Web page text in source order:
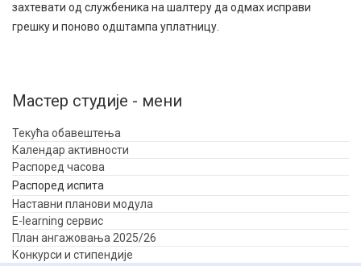
захтевати од службеника на шалтеру да одмах исправи
грешку и поново одштампа уплатницу.
Мастер студије - мени
Текућа обавештења
Календар активности
Распоред часова
Распоред испита
Наставни планови модула
E-learning сервис
План ангажовања 2025/26
Конкурси и стипендије